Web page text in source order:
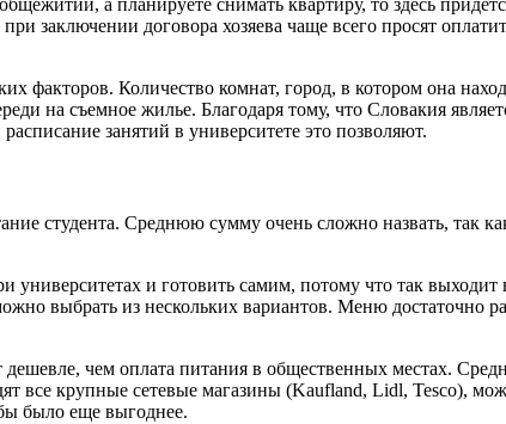
заключении договора хозяева чаще всего просят
факторов. Количество комнат, город, в котором она
на съемное жилье. Благодаря тому, что Словакия
занятий в университете это позволяют.
студента. Среднюю сумму очень сложно назвать, так
университетах и готовить самим, потому что так
выбрать из нескольких вариантов. Меню достаточно
дешевле, чем оплата питания в общественных местах.
все крупные сетевые магазины (Kaufland, Lidl, Tesco),
было еще выгоднее.